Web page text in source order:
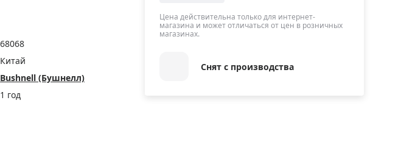
Трихинеллоскопы
Карты, постеры, литература
Фонари
Лазерные дальномеры
68068
Китай
Bushnell (Бушнелл)
1 год
Цена действительна только для интернет-
магазина и может отличаться от цен в розничных
магазинах.
Снят с производства